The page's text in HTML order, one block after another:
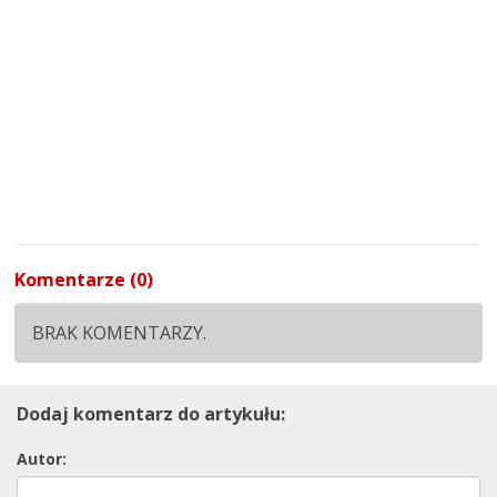
Komentarze (0)
BRAK KOMENTARZY.
Dodaj komentarz do artykułu:
Autor: